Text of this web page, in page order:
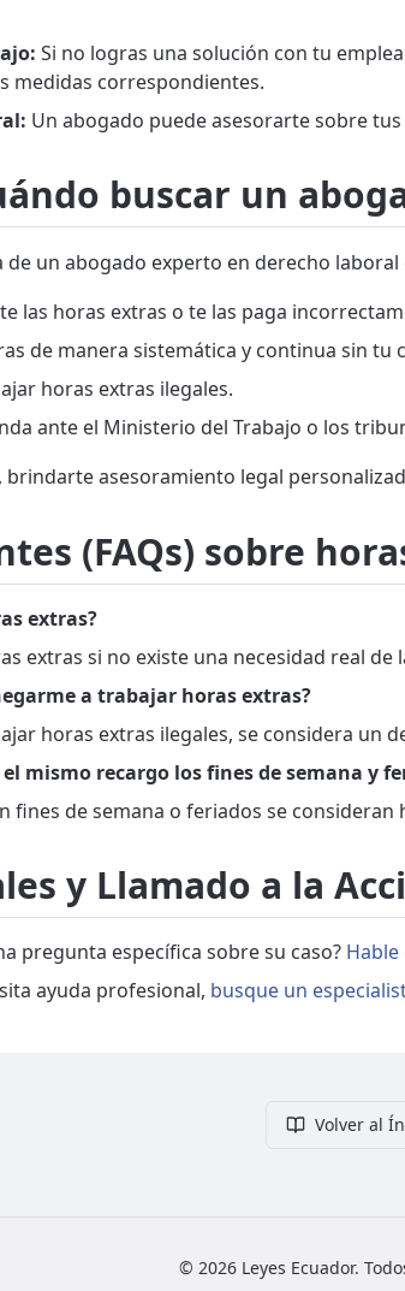
Si no logras una solución con tu
medidas correspondientes.
Un abogado puede asesorarte sobre
buscar un
un abogado experto en derecho laboral
las horas extras o te las paga
de manera sistemática y continua sin tu
horas extras ilegales.
ante el Ministerio del Trabajo o los
asesoramiento legal
(FAQs) sobre
extras?
extras si no existe una necesidad real
a trabajar horas extras?
horas extras ilegales, se considera un
mismo recargo los fines de semana y
fines de semana o feriados se
y Llamado a la
pregunta específica sobre su caso?
ayuda profesional, busque un
Volver al
© 2026 Leyes Ecuador.